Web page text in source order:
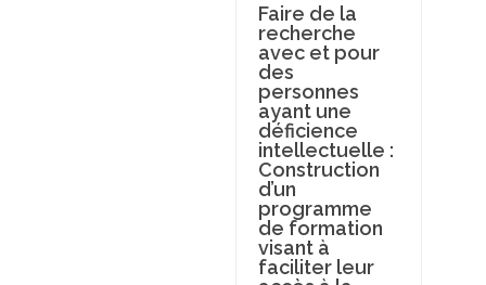
Faire de la
recherche
avec et pour
des
personnes
ayant une
déficience
intellectuelle :
Construction
d’un
programme
de formation
visant à
faciliter leur